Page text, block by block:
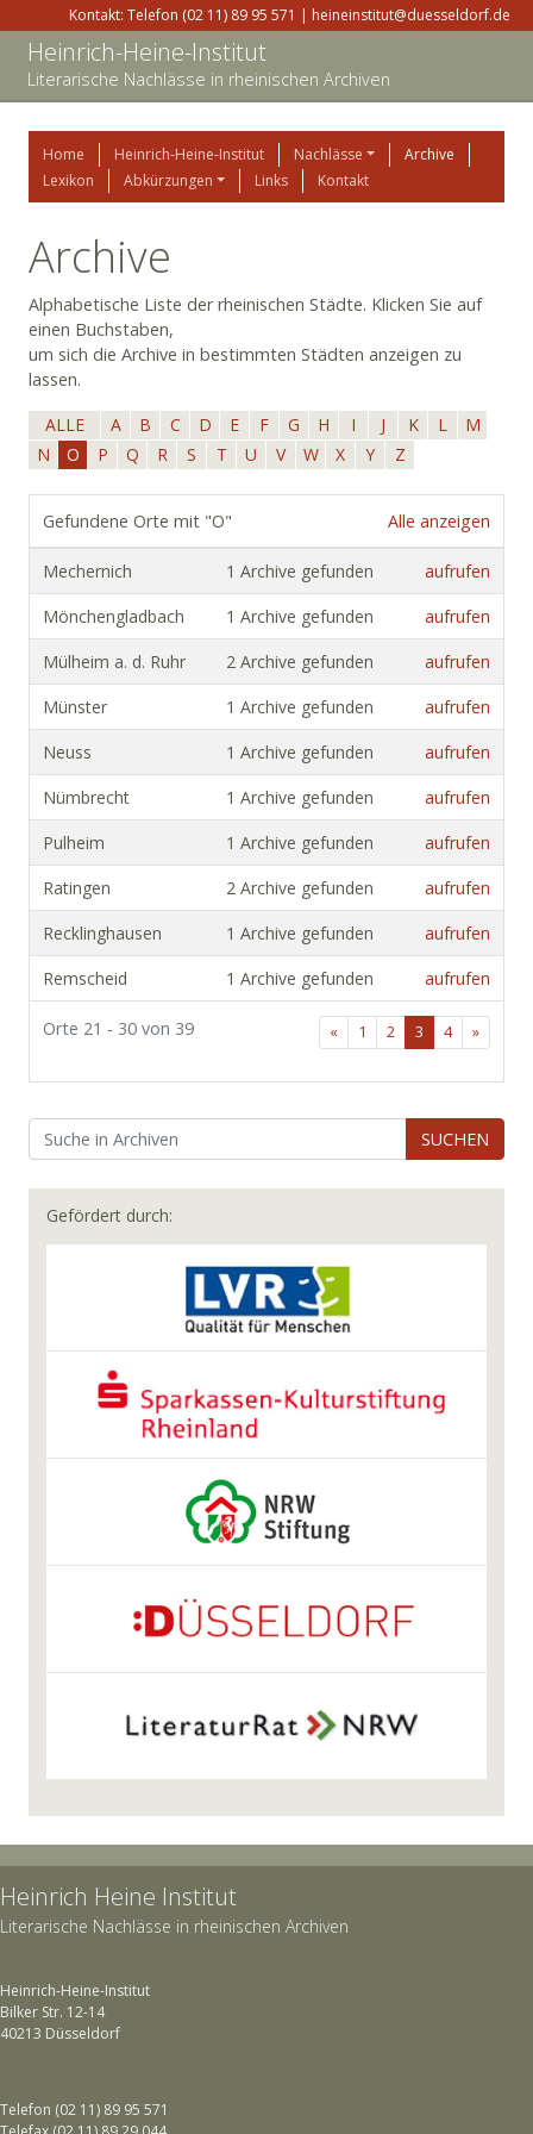
Kontakt: Telefon (02 11) 89 95 571 | heineinstitut@duesseldorf.de
Heinrich-Heine-Institut
Literarische Nachlässe in rheinischen Archiven
Home Heinrich-Heine-Institut Nachlässe
Archive
Lexikon
Abkürzungen Links Kontakt
Archive
Alphabetische Liste der rheinischen Städte. Klicken Sie auf
einen Buchstaben,
um sich die Archive in bestimmten Städten anzeigen zu
lassen.
ALLE
A B C D E F G H I J K L
M
N
O P Q R S T U V W X Y Z
Alle anzeigen
Gefundene Orte mit "O"
Mechernich 1 Archive gefunden
aufrufen
Mönchengladbach
1 Archive gefunden
aufrufen
Mülheim a. d. Ruhr
2 Archive gefunden
aufrufen
Münster
1 Archive gefunden
aufrufen
Neuss
1 Archive gefunden
aufrufen
Nümbrecht
1 Archive gefunden
aufrufen
Pulheim
1 Archive gefunden
aufrufen
Ratingen
2 Archive gefunden
aufrufen
Recklinghausen
1 Archive gefunden
aufrufen
Remscheid
1 Archive gefunden aufrufen
Orte 21 - 30 von 39 « 1 2 3 4 »
SUCHEN
Gefördert durch:
Heinrich Heine Institut
Literarische Nachlässe in rheinischen Archiven
Heinrich-Heine-Institut
Bilker Str. 12-14
40213 Düsseldorf
Telefon (02 11) 89 95 571